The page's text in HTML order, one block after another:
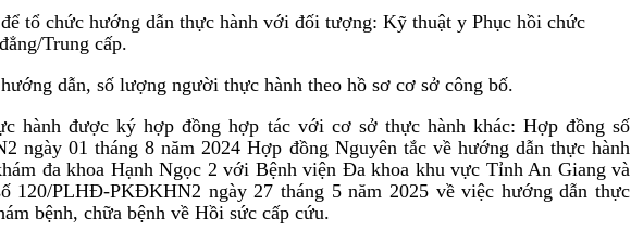
tổ chức hướng dẫn thực hành với đối tượng: Kỹ thuật y Phục hồi chức
Trung cấp.
dẫn, số lượng người thực hành theo hồ sơ cơ sở công bố.
hành được ký hợp đồng hợp tác với cơ sở thực hành khác: Hợp đồng số
ngày 01 tháng 8 năm 2024 Hợp đồng Nguyên tắc về hướng dẫn thực hành
đa khoa Hạnh Ngọc 2 với Bệnh viện Đa khoa khu vực Tỉnh An Giang và
120/PLHĐ-PKĐKHN2 ngày 27 tháng 5 năm 2025 về việc hướng dẫn thực
bệnh, chữa bệnh về Hồi sức cấp cứu.